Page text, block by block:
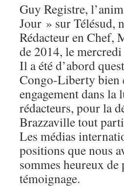
Guy Registre,
Jour » sur Télésud,
Rédacteur en Chef,
de 2014, le
Il a été d’abord
Congo-Liberty bien
engagement dans
rédacteurs, pour la
Brazzaville tout
Les médias
positions que nous
sommes heureux
témoignage.